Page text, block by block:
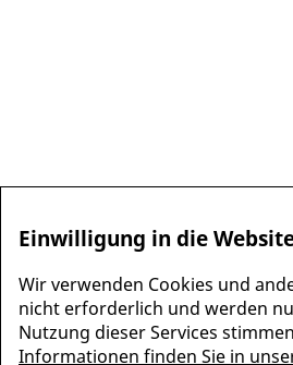
Einwilligung in die
Wir verwenden Cookies und
nicht erforderlich und werden
Nutzung dieser Services
Informationen finden Sie in